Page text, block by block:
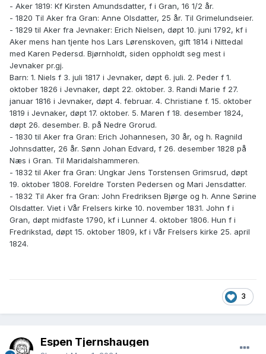
- Aker 1819: Kf Kirsten Amundsdatter, f i Gran, 16 1/2 år.
- 1820 Til Aker fra Gran: Anne Olsdatter, 25 år. Til Grimelundseier.
- 1829 til Aker fra Jevnaker: Erich Nielsen, døpt 10. juni 1792, kf i
Aker mens han tjente hos Lars Lørenskoven, gift 1814 i Nittedal
med Karen Pedersd. Bjørnholdt, siden oppholdt seg mest i
Jevnaker pr.gj.
Barn: 1. Niels f 3. juli 1817 i Jevnaker, døpt 6. juli. 2. Peder f 1.
oktober 1826 i Jevnaker, døpt 22. oktober. 3. Randi Marie f 27.
januar 1816 i Jevnaker, døpt 4. februar. 4. Christiane f. 15. oktober
1819 i Jevnaker, døpt 17. oktober. 5. Maren f 18. desember 1824,
døpt 26. desember. B. på Nedre Grorud.
- 1830 til Aker fra Gran: Erich Johannesen, 30 år, og h. Ragnild
Johnsdatter, 26 år. Sønn Johan Edvard, f 26. desember 1828 på
Næs i Gran. Til Maridalshammeren.
- 1832 til Aker fra Gran: Ungkar Jens Torstensen Grimsrud, døpt
19. oktober 1808. Foreldre Torsten Pedersen og Mari Jensdatter.
- 1832 Til Aker fra Gran: John Fredriksen Bjørge og h. Anne Sørine
Olsdatter. Viet i Vår Frelsers kirke 10. november 1831. John f i
Gran, døpt midfaste 1790, kf i Lunner 4. oktober 1806. Hun f i
Fredrikstad, døpt 15. oktober 1809, kf i Vår Frelsers kirke 25. april
1824.
3
Espen Tjernshaugen